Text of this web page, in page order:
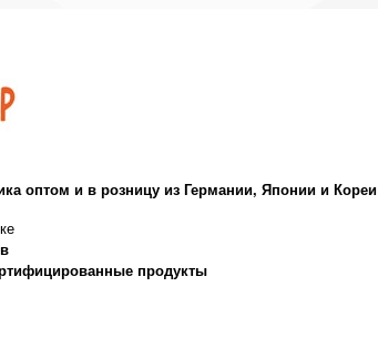
оптом и в розницу из Германии, Японии и Кореи
продукты